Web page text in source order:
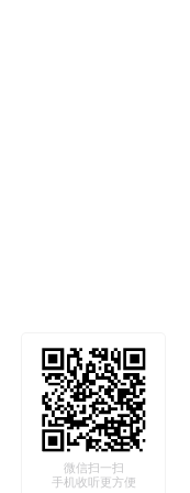
微信扫一扫
手机收听更方便